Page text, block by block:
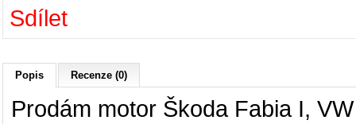
Sdílet
Popis Recenze (0)
Prodám motor Škoda Fabia I,